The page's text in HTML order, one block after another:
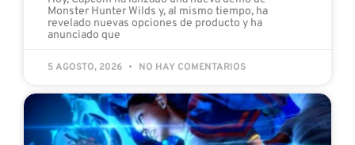
Monster Hunter Wilds y, al mismo tiempo, ha
revelado nuevas opciones de producto y ha
anunciado que
5 AGOSTO, 2026 NO HAY COMENTARIOS